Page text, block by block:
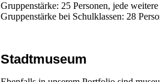
Gruppenstärke: 25 Personen, jede
Gruppenstärke bei Schulklassen: 28
Stadtmuseum